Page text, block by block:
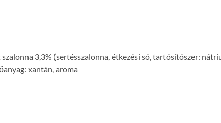
3,3% (sertésszalonna, étkezési só, tartósítószer:
xantán, aroma